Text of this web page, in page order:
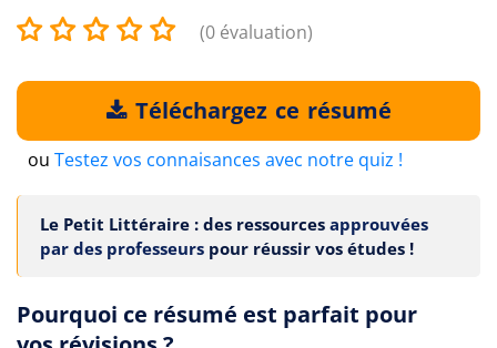
(0 évaluation)
Téléchargez ce résumé
ou Testez vos connaisances avec notre quiz !
Le Petit Littéraire : des ressources approuvées
par des professeurs pour réussir vos études !
Pourquoi ce résumé est parfait pour